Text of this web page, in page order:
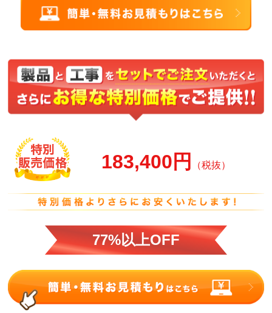
183,400円 （税抜）
77%以上OFF